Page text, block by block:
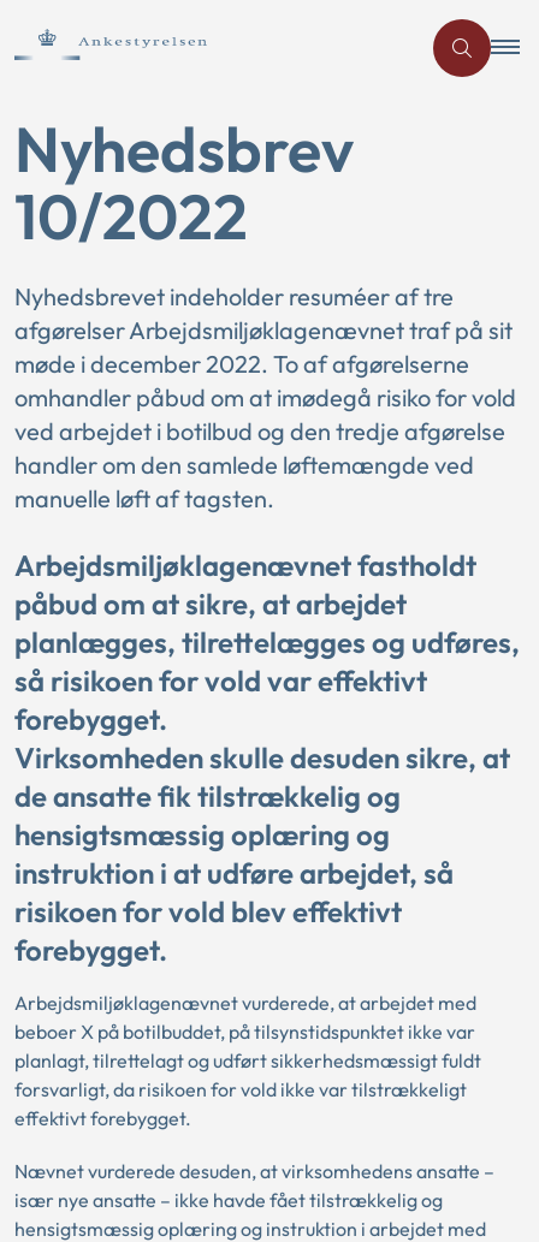
Nyhedsbrev
10/2022
Nyhedsbrevet indeholder resuméer af tre
afgørelser Arbejdsmiljøklagenævnet traf på sit
møde i december 2022. To af afgørelserne
omhandler påbud om at imødegå risiko for vold
ved arbejdet i botilbud og den tredje afgørelse
handler om den samlede løftemængde ved
manuelle løft af tagsten.
Arbejdsmiljøklagenævnet fastholdt
påbud om at sikre, at arbejdet
planlægges, tilrettelægges og udføres,
så risikoen for vold var effektivt
forebygget.
Virksomheden skulle desuden sikre, at
de ansatte fik tilstrækkelig og
hensigtsmæssig oplæring og
instruktion i at udføre arbejdet, så
risikoen for vold blev effektivt
forebygget.
Arbejdsmiljøklagenævnet vurderede, at arbejdet med
beboer X på botilbuddet, på tilsynstidspunktet ikke var
planlagt, tilrettelagt og udført sikkerhedsmæssigt fuldt
forsvarligt, da risikoen for vold ikke var tilstrækkeligt
effektivt forebygget.
Nævnet vurderede desuden, at virksomhedens ansatte –
især nye ansatte – ikke havde fået tilstrækkelig og
hensigtsmæssig oplæring og instruktion i arbejdet med